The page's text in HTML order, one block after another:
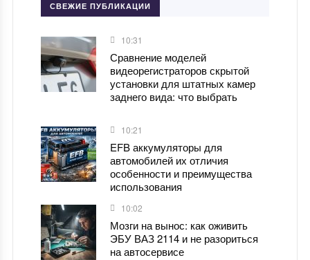
СВЕЖИЕ ПУБЛИКАЦИИ
10:31
Сравнение моделей
видеорегистраторов скрытой
установки для штатных камер
заднего вида: что выбрать
10:21
EFB аккумуляторы для
автомобилей их отличия
особенности и преимущества
использования
10:02
Мозги на вынос: как оживить
ЭБУ ВАЗ 2114 и не разориться
на автосервисе